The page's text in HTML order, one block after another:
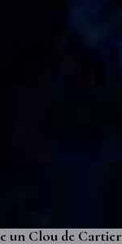
un Clou de Cartier